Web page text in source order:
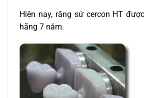
Hiện nay, răng sứ cercon HT
hãng 7 năm.